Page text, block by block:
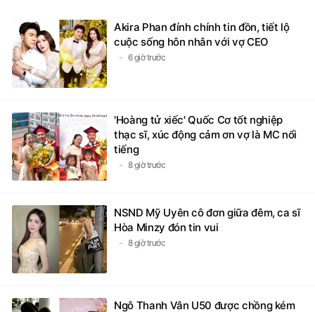
Akira Phan đính chính tin đồn, tiết lộ
cuộc sống hôn nhân với vợ CEO
6 giờ trước
'Hoàng tử xiếc' Quốc Cơ tốt nghiệp
thạc sĩ, xúc động cảm ơn vợ là MC nổi
tiếng
8 giờ trước
NSND Mỹ Uyên cô đơn giữa đêm, ca sĩ
Hòa Minzy đón tin vui
8 giờ trước
Ngô Thanh Vân U50 được chồng kém